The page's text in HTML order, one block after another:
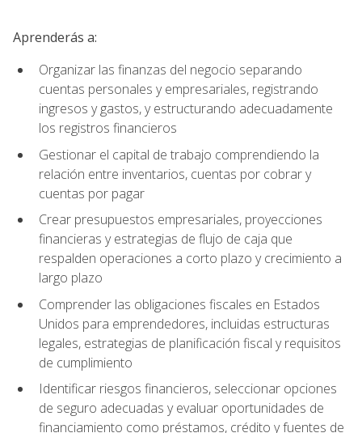
Aprenderás a:
Organizar las finanzas del negocio separando
cuentas personales y empresariales, registrando
ingresos y gastos, y estructurando adecuadamente
los registros financieros
Gestionar el capital de trabajo comprendiendo la
relación entre inventarios, cuentas por cobrar y
cuentas por pagar
Crear presupuestos empresariales, proyecciones
financieras y estrategias de flujo de caja que
respalden operaciones a corto plazo y crecimiento a
largo plazo
Comprender las obligaciones fiscales en Estados
Unidos para emprendedores, incluidas estructuras
legales, estrategias de planificación fiscal y requisitos
de cumplimiento
Identificar riesgos financieros, seleccionar opciones
de seguro adecuadas y evaluar oportunidades de
financiamiento como préstamos, crédito y fuentes de